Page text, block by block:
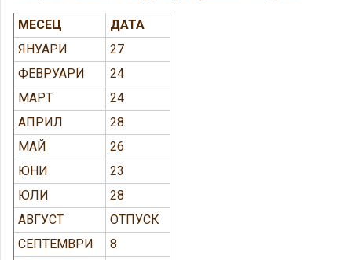
МЕСЕЦ
ДАТА
ЯНУАРИ
27
ФЕВРУАРИ
24
МАРТ
24
АПРИЛ
28
МАЙ
26
ЮНИ
23
ЮЛИ
28
АВГУСТ
ОТПУСК
СЕПТЕМВРИ
8